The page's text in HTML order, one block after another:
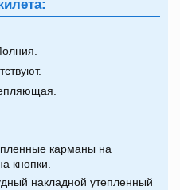
карманы на
кнопки.
накладной утепленный